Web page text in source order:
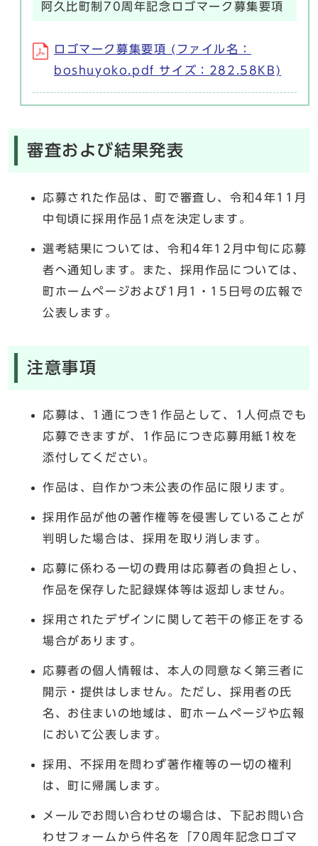
阿久比町制70周年記念ロゴマーク募集要項
ロゴマーク募集要項 (ファイル名：
boshuyoko.pdf サイズ：282.58KB)
審査および結果発表
応募された作品は、町で審査し、令和4年11月
中旬頃に採用作品1点を決定します。
選考結果については、令和4年12月中旬に応募
者へ通知します。また、採用作品については、
町ホームページおよび1月1・15日号の広報で
公表します。
注意事項
応募は、1通につき1作品として、1人何点でも
応募できますが、1作品につき応募用紙1枚を
添付してください。
作品は、自作かつ未公表の作品に限ります。
採用作品が他の著作権等を侵害していることが
判明した場合は、採用を取り消します。
応募に係わる一切の費用は応募者の負担とし、
作品を保存した記録媒体等は返却しません。
採用されたデザインに関して若干の修正をする
場合があります。
応募者の個人情報は、本人の同意なく第三者に
開示・提供はしません。ただし、採用者の氏
名、お住まいの地域は、町ホームページや広報
において公表します。
採用、不採用を問わず著作権等の一切の権利
は、町に帰属します。
メールでお問い合わせの場合は、下記お問い合
わせフォームから件名を「70周年記念ロゴマ